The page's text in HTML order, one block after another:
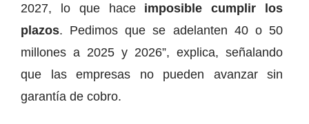
2027, lo que hace imposible cumplir los
plazos. Pedimos que se adelanten 40 o 50
millones a 2025 y 2026”, explica, señalando
que las empresas no pueden avanzar sin
garantía de cobro.